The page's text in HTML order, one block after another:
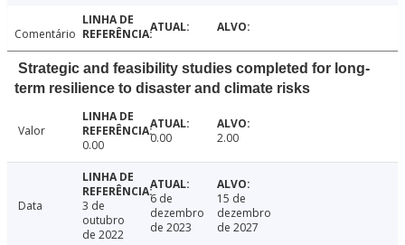
Comentário
Strategic and feasibility studies completed for long-
term resilience to disaster and climate risks
Valor
0.00
0.00 2.00
Data
3 de
outubro
de 2022
6 de
dezembro
de 2023
15 de
dezembro
de 2027